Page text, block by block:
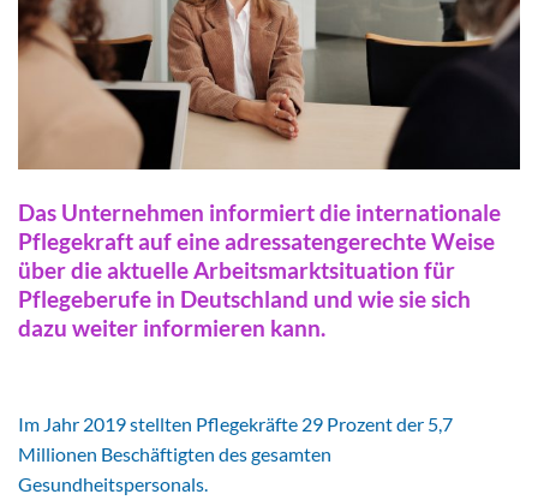
Das Unternehmen informiert die internationale
Pflegekraft auf eine adressatengerechte Weise
über die aktuelle Arbeitsmarktsituation für
Pflegeberufe in Deutschland und wie sie sich
dazu weiter informieren kann.
Im Jahr 2019 stellten Pflegekräfte 29 Prozent der 5,7
Millionen Beschäftigten des gesamten
Gesundheitspersonals.